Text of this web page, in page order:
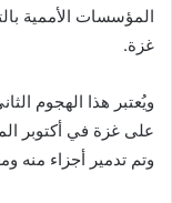
المؤسسات الأممية
غزة.
ويُعتبر هذا الهجوم
على غزة في أكتوبر
وتم تدمير أجزاء منه